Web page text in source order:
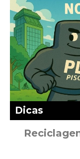
Dicas